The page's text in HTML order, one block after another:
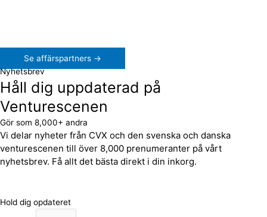
Se affärspartners →
Nyhetsbrev
Håll dig uppdaterad på
Venturescenen
Gör som 8,000+ andra
Vi delar nyheter från CVX och den svenska och danska
venturescenen till över 8,000 prenumeranter på vårt
nyhetsbrev. Få allt det bästa direkt i din inkorg.
Hold dig opdateret